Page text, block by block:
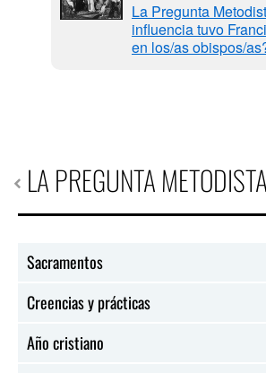
La Pregunta
influencia tuvo
en los/as obispos/
LA PREGUNTA METODISTA
Sacramentos
Creencias y prácticas
Año cristiano